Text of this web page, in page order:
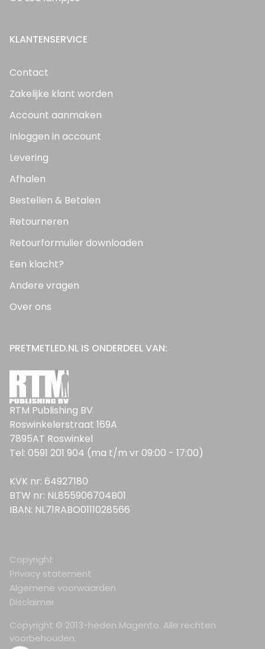
KLANTENSERVICE
Contact
Zakelijke klant worden
Account aanmaken
Inloggen in account
Levering
Afhalen
Bestellen & Betalen
Retourneren
Retourformulier downloaden
Een klacht?
Andere vragen
Over ons
PRETMETLED.NL IS ONDERDEEL VAN:
RTM Publishing BV
Roswinkelerstraat 169A
7895AT Roswinkel
Tel: 0591 201 904 (ma t/m vr 09:00 - 17:00)
KVK nr: 64927180
BTW nr: NL855906704B01
IBAN: NL71RABO0111028566
Copyright © 2013-heden Magento. Alle rechten
voorbehouden.
Copyright
Privacy statement
Algemene voorwaarden
Disclaimer